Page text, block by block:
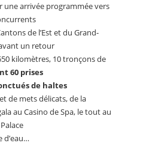
une arrivée programmée vers
de l’Est et du Grand-
un retour
kilomètres, 10 tronçons de
60 prises
de haltes
de mets délicats, de la
au Casino de Spa, le tout au
d’eau…